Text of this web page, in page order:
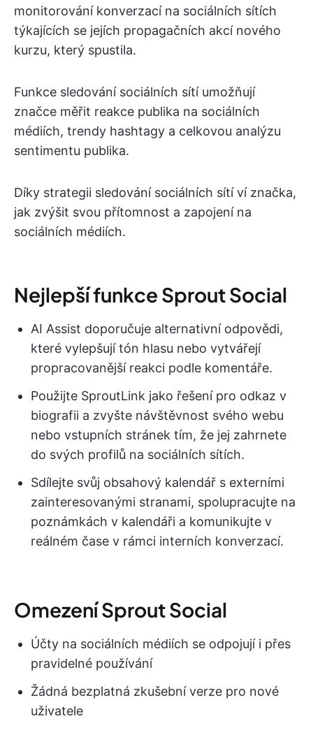
monitorování konverzací na sociálních sítích
týkajících se jejích propagačních akcí nového
kurzu, který spustila.
Funkce sledování sociálních sítí umožňují
značce měřit reakce publika na sociálních
médiích, trendy hashtagy a celkovou analýzu
sentimentu publika.
Díky strategii sledování sociálních sítí ví značka,
jak zvýšit svou přítomnost a zapojení na
sociálních médiích.
Nejlepší funkce Sprout Social
AI Assist doporučuje alternativní odpovědi,
které vylepšují tón hlasu nebo vytvářejí
propracovanější reakci podle komentáře.
Použijte SproutLink jako řešení pro odkaz v
biografii a zvyšte návštěvnost svého webu
nebo vstupních stránek tím, že jej zahrnete
do svých profilů na sociálních sítích.
Sdílejte svůj obsahový kalendář s externími
zainteresovanými stranami, spolupracujte na
poznámkách v kalendáři a komunikujte v
reálném čase v rámci interních konverzací.
Omezení Sprout Social
Účty na sociálních médiích se odpojují i přes
pravidelné používání
Žádná bezplatná zkušební verze pro nové
uživatele